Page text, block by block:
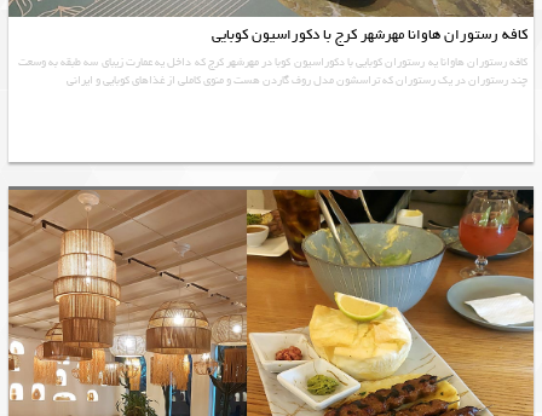
کافه رستوران هاوانا مهرشهر کرج با دکوراسیون کوبایی
کافه رستوران هاوانا یه رستوران کوبایی با دکوراسیون کوبا در مهرشهر کرج که داخل یه عمارت زیبای سه طبقه به وسعت
چند رستوران در یک رستوران که تراسشون مدل روف گاردن هست و منوی کاملی از غذاهای کوبایی و ایرانی